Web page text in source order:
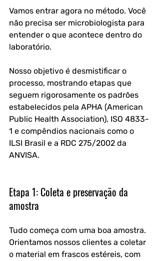
Vamos entrar agora no método. Você
não precisa ser microbiologista para
entender o que acontece dentro do
laboratório.
Nosso objetivo é desmistificar o
processo, mostrando etapas que
seguem rigorosamente os padrões
estabelecidos pela APHA (American
Public Health Association), ISO 4833-
1 e compêndios nacionais como o
ILSI Brasil e a RDC 275/2002 da
ANVISA.
Etapa 1: Coleta e preservação da
amostra
Tudo começa com uma boa amostra.
Orientamos nossos clientes a coletar
o material em frascos estéreis, com